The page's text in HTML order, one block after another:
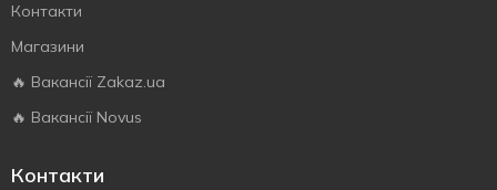
Контакти
Магазини
🔥 Вакансії Zakaz.ua
🔥 Вакансії Novus
Контакти